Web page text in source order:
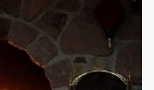
è per le ore
di CM.com Italia, che
e futuro del
le aspettative dei
il Customer care, lo